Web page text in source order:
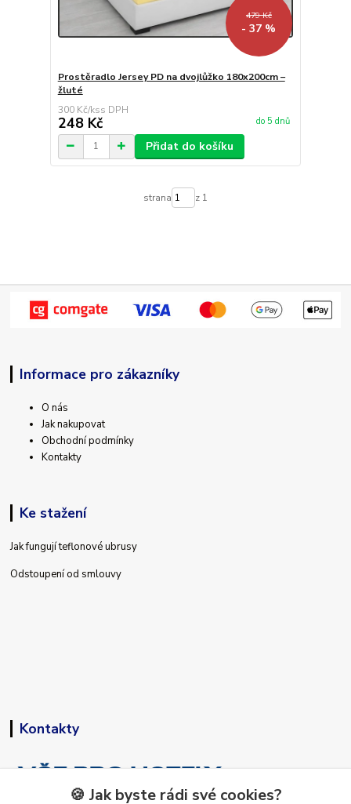
479 Kč
- 37 %
Prostěradlo Jersey PD na dvojlůžko 180x200cm –
žluté
300 Kč/ks
248 Kč do 5 dnů
Přidat do košíku
strana z 1
Informace pro zákazníky
O nás
Jak nakupovat
Obchodní podmínky
Kontakty
Ke stažení
Jak fungují teflonové ubrusy
Odstoupení od smlouvy
Kontakty
🍪 Jak byste rádi své cookies?